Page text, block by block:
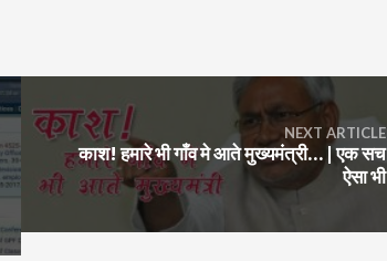
NEXT ARTICLE
काश! हमारे भी गाँव मे आते मुख्यमंत्री… | एक सच
ऐसा भी